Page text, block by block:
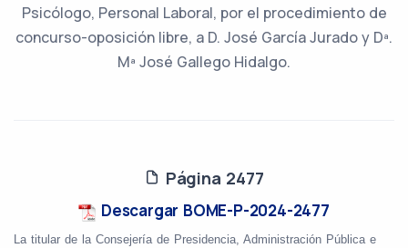
Psicólogo, Personal Laboral, por el procedimiento de
concurso-oposición libre, a D. José García Jurado y Dª.
Mª José Gallego Hidalgo.
Página 2477
Descargar BOME-P-2024-2477
La titular de la Consejería de Presidencia, Administración Pública e